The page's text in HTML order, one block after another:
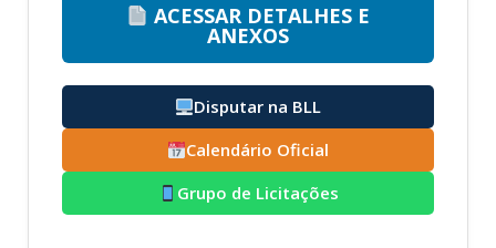
ACESSAR DETALHES E
ANEXOS
Disputar na BLL
Calendário Oficial
Grupo de Licitações